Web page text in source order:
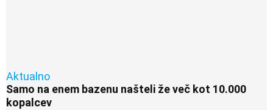
Aktualno
Samo na enem bazenu našteli že več kot 10.000
kopalcev